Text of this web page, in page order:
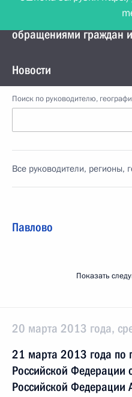
Управление Президента
обращениями граждан
Новости
Поиск по руководителю,
Все руководители, регионы,
Павлово
Показать
20 марта 2013 года,
21 марта 2013 года по
Российской Федерации
Российской Федерации